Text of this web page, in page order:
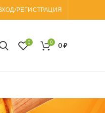
РЕГИСТРАЦИЯ
0 0 0₽